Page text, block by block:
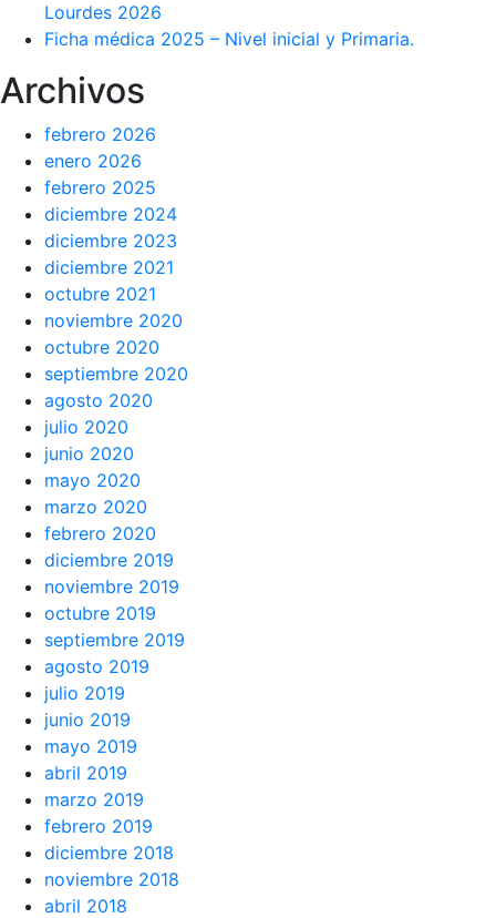
Lourdes 2026
Ficha médica 2025 – Nivel inicial y Primaria.
Archivos
febrero 2026
enero 2026
febrero 2025
diciembre 2024
diciembre 2023
diciembre 2021
octubre 2021
noviembre 2020
octubre 2020
septiembre 2020
agosto 2020
julio 2020
junio 2020
mayo 2020
marzo 2020
febrero 2020
diciembre 2019
noviembre 2019
octubre 2019
septiembre 2019
agosto 2019
julio 2019
junio 2019
mayo 2019
abril 2019
marzo 2019
febrero 2019
diciembre 2018
noviembre 2018
abril 2018